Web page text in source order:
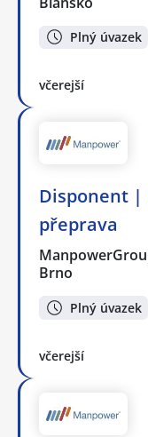
Plný úvazek
včerejší
Disponent |
přeprava
Brno
Plný úvazek
včerejší